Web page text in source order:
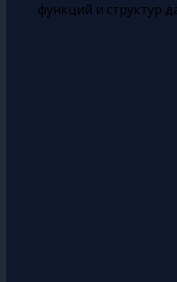
функций и структур